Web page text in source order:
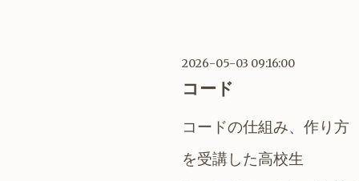
2026-05-03 09:16:00
コード
コードの仕組み、作り方
を受講した高校生